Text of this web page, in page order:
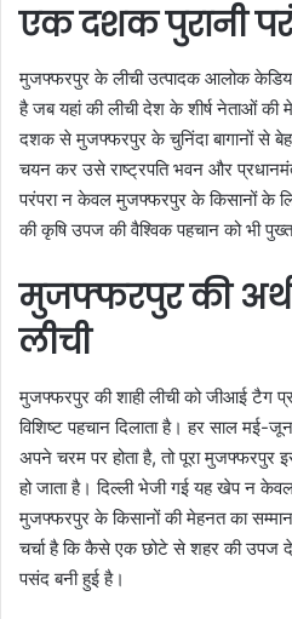
एक दशक पुरानी
मुजफ्फरपुर के लीची उत्पादक आलोक
है जब यहां की लीची देश के शीर्ष नेताओं की
दशक से मुजफ्फरपुर के चुनिंदा बागानों से
चयन कर उसे राष्ट्रपति भवन और
परंपरा न केवल मुजफ्फरपुर के किसानों के
की कृषि उपज की वैश्विक पहचान को भी
मुजफ्फरपुर की
लीची
मुजफ्फरपुर की शाही लीची को जीआई टैग
विशिष्ट पहचान दिलाता है। हर साल मई-
अपने चरम पर होता है, तो पूरा मुजफ्फरपुर
हो जाता है। दिल्ली भेजी गई यह खेप न
मुजफ्फरपुर के किसानों की मेहनत का
चर्चा है कि कैसे एक छोटे से शहर की उपज
पसंद बनी हुई है।